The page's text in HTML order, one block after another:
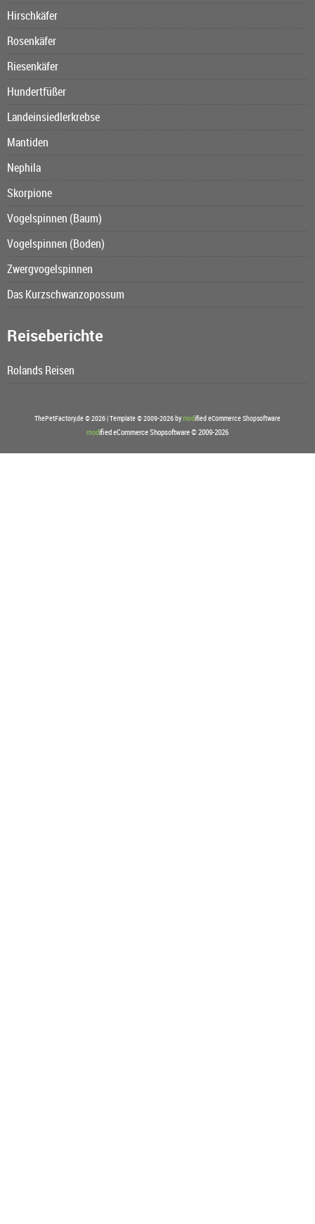
Hirschkäfer
Rosenkäfer
Riesenkäfer
Hundertfüßer
Landeinsiedlerkrebse
Mantiden
Nephila
Skorpione
Vogelspinnen (Baum)
Vogelspinnen (Boden)
Zwergvogelspinnen
Das Kurzschwanzopossum
Reiseberichte
Rolands Reisen
ThePetFactory.de © 2026 | Template © 2009-2026 bymodified eCommerce Shopsoftware
modified eCommerce Shopsoftware © 2009-2026